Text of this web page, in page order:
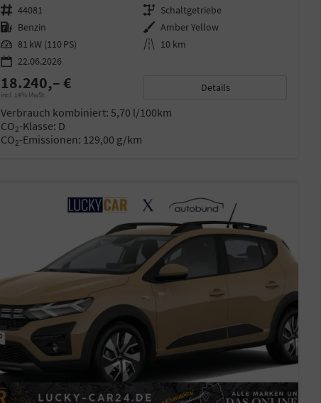
Fahrzeugnr. 44081 Getriebe Schaltgetriebe
Kraftstoff Benzin Außenfarbe Amber Yellow
Leistung 81 kW (110 PS) Kilometerstand 10 km
22.06.2026
18.240,– €
incl. 19% MwSt.
Details
Verbrauch kombiniert: 5,70 l/100km
CO2-Klasse: D
CO2-Emissionen: 129,00 g/km